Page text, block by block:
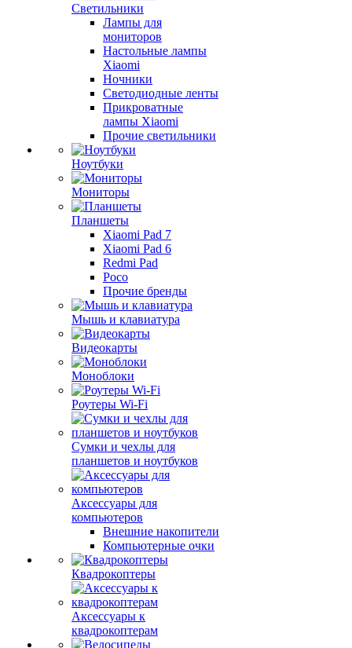
Светильники
Лампы для
мониторов
Настольные лампы
Xiaomi
Ночники
Светодиодные ленты
Прикроватные
лампы Xiaomi
Прочие светильники
Ноутбуки
Мониторы
Планшеты
Xiaomi Pad 7
Xiaomi Pad 6
Redmi Pad
Poco
Прочие бренды
Мышь и клавиатура
Видеокарты
Моноблоки
Роутеры Wi-Fi
Сумки и чехлы для
планшетов и ноутбуков
Аксессуары для
компьютеров
Внешние накопители
Компьютерные очки
Квадрокоптеры
Аксессуары к
квадрокоптерам